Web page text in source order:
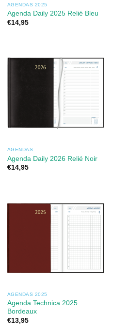
AGENDAS 2025
Agenda Daily 2025 Relié Bleu
€14,95
AGENDAS
Agenda Daily 2026 Relié Noir
€14,95
AGENDAS 2025
Agenda Technica 2025
Bordeaux
€13,95